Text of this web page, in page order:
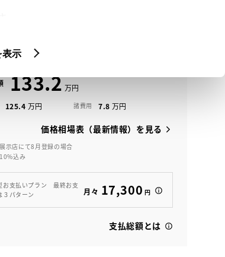
表示
133.2
125.4 諸費用 7.8
価格相場表（最新情報）を見る
示店にて8月登録の場合
込み
お支払いプラン 最終お支
３パターン
月々 17,300 円
支払総額とは